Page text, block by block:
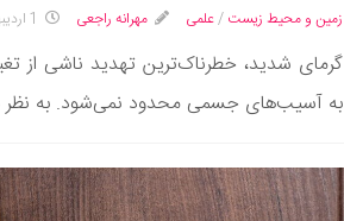
زمین و محیط زیست /علمی مهرانه راجعی 1 اردیبهشت, 1404
گرمای شدید، خطرناک‌ترین تهدید ناشی از
به آسیب‌های جسمی محدود نمی‌شود. به نظر